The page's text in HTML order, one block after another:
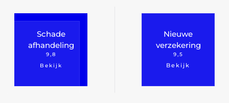
Media en journalistiek
Communicatie en marketing
Schade
afhandeling
9,8
Bekijk
Nieuwe
verzekering
9,5
Bekijk